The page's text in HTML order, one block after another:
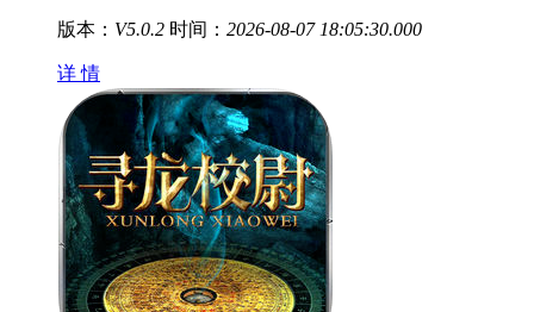
版本： V5.0.2 时间： 2026-08-07 18:05:30.000
详 情